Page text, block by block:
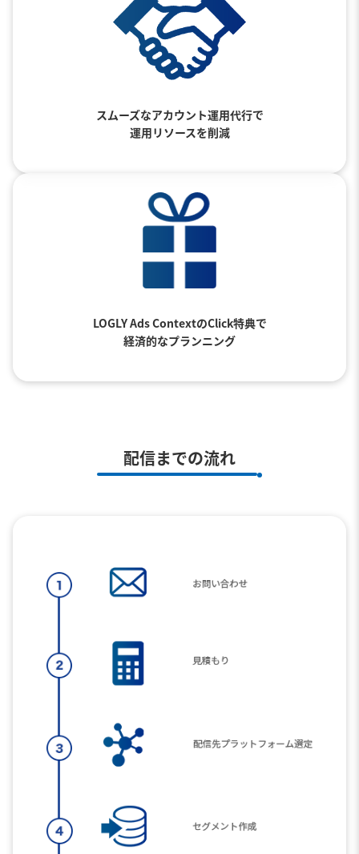
スムーズなアカウント運用代行で
運用リソースを削減
LOGLY Ads ContextのClick特典で
経済的なプランニング
配信までの流れ